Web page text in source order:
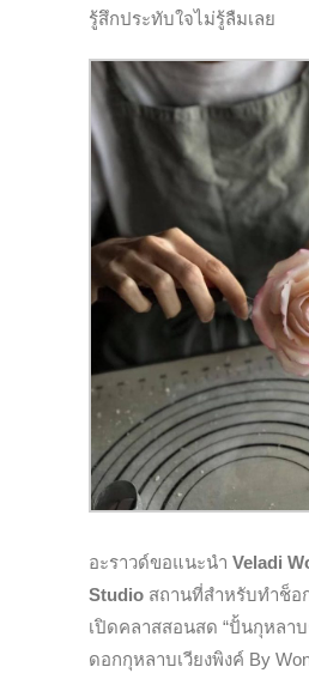
รู้สึกประทับใจไม่รู้ลืมเลย
อะราวด์ขอแนะนำ Veladi
Studio สถานที่สำหรับทำช็อ
เปิดคลาสสอนสด “ปั้นกุหลา
ดอกกุหลาบเวียงพิงค์ By